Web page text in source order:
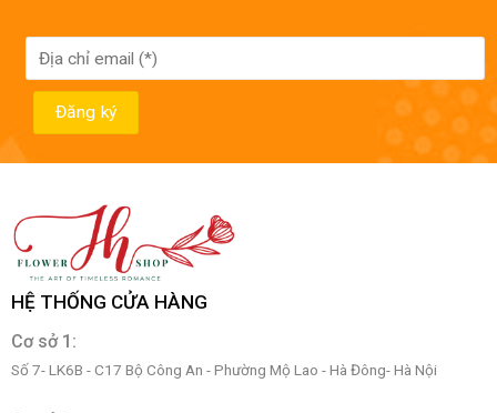
HỆ THỐNG CỬA HÀNG
Cơ sở 1:
Số 7- LK6B - C17 Bộ Công An - Phường Mộ Lao - Hà Đông- Hà Nội